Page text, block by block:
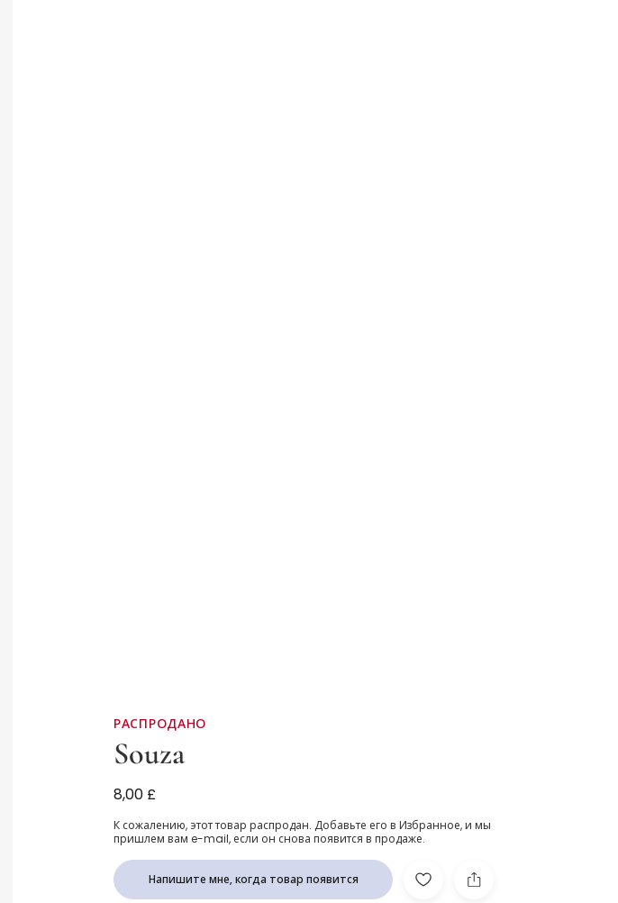
РАСПРОДАНО
Souza
Розовая заколка в виде праздничного колпака (9см)
8,00 £
К сожалению, этот товар распродан. Добавьте его в Избранное, и мы
пришлем вам e-mail, если он снова появится в продаже.
Напишите мне, когда товар появится